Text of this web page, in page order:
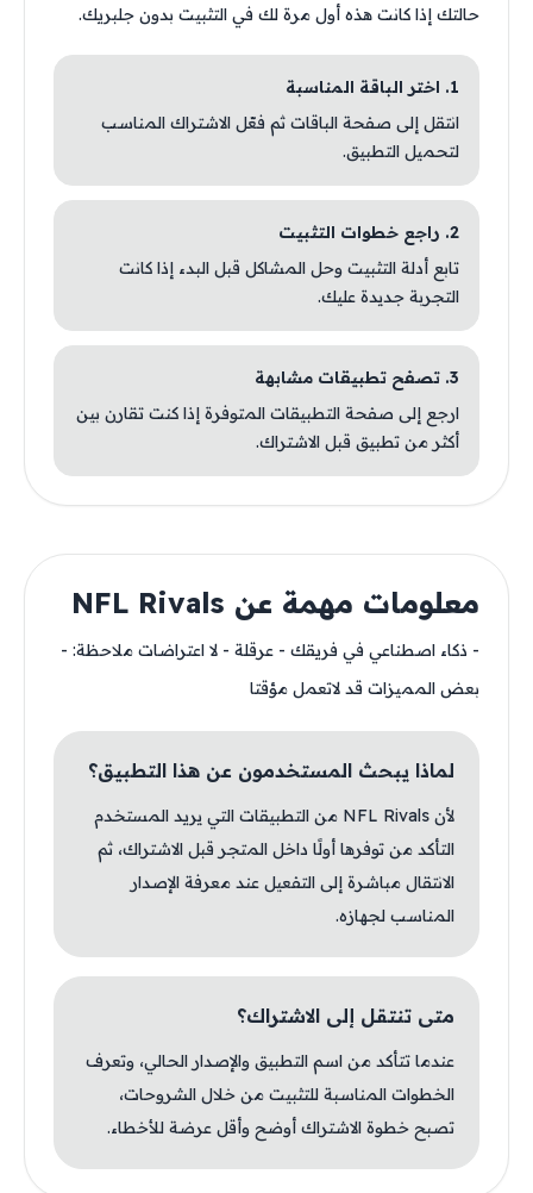
حالتك إذا كانت هذه أول مرة لك في التثبيت بدون جلبريك.
1. اختر الباقة المناسبة
انتقل إلى صفحة الباقات ثم فعّل الاشتراك المناسب
لتحميل التطبيق.
2. راجع خطوات التثبيت
تابع أدلة التثبيت وحل المشاكل قبل البدء إذا كانت
التجربة جديدة عليك.
3. تصفح تطبيقات مشابهة
ارجع إلى صفحة التطبيقات المتوفرة إذا كنت تقارن بين
أكثر من تطبيق قبل الاشتراك.
معلومات مهمة عن NFL Rivals
- ذكاء اصطناعي في فريقك - عرقلة - لا اعتراضات ملاحظة: -
بعض المميزات قد لاتعمل مؤقتا
لماذا يبحث المستخدمون عن هذا التطبيق؟
لأن NFL Rivals من التطبيقات التي يريد المستخدم
التأكد من توفرها أولًا داخل المتجر قبل الاشتراك، ثم
الانتقال مباشرة إلى التفعيل عند معرفة الإصدار
المناسب لجهازه.
متى تنتقل إلى الاشتراك؟
عندما تتأكد من اسم التطبيق والإصدار الحالي، وتعرف
الخطوات المناسبة للتثبيت من خلال الشروحات،
تصبح خطوة الاشتراك أوضح وأقل عرضة للأخطاء.